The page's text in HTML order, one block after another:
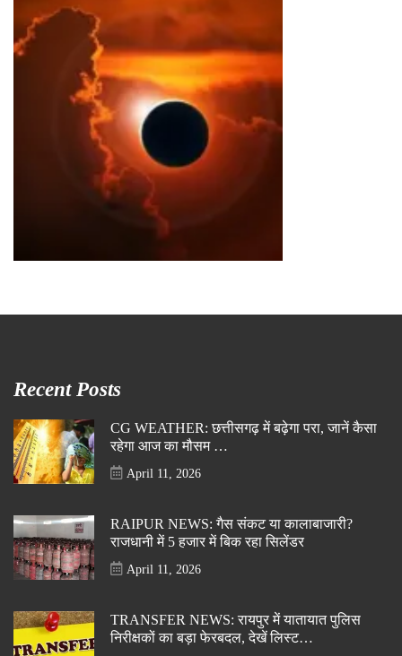
Recent Posts
CG WEATHER: छत्तीसगढ़ में बढ़ेगा परा, जानें कैसा
रहेगा आज का मौसम …
April 11, 2026
RAIPUR NEWS: गैस संकट या कालाबाजारी?
राजधानी में 5 हजार में बिक रहा सिलेंडर
April 11, 2026
TRANSFER NEWS: रायपुर में यातायात पुलिस
निरीक्षकों का बड़ा फेरबदल, देखें लिस्ट…